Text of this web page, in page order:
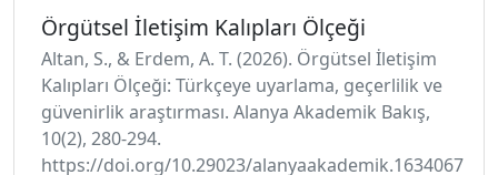
Örgütsel İletişim Kalıpları Ölçeği
Altan, S., & Erdem, A. T. (2026). Örgütsel İletişim
Kalıpları Ölçeği: Türkçeye uyarlama, geçerlilik ve
güvenirlik araştırması. Alanya Akademik Bakış,
10(2), 280-294.
https://doi.org/10.29023/alanyaakademik.1634067